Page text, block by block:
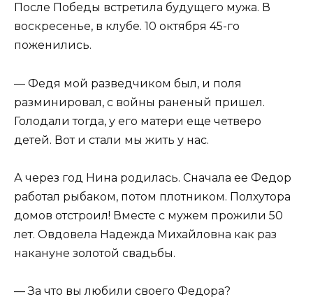
После Победы встретила будущего мужа. В
воскресенье, в клубе. 10 октября 45-го
поженились.
— Федя мой разведчиком был, и поля
разминировал, с войны раненый пришел.
Голодали тогда, у его матери еще четверо
детей. Вот и стали мы жить у нас.
А через год Нина родилась. Сначала ее Федор
работал рыбаком, потом плотником. Полхутора
домов отстроил! Вместе с мужем прожили 50
лет. Овдовела Надежда Михайловна как раз
накануне золотой свадьбы.
— За что вы любили своего Федора?